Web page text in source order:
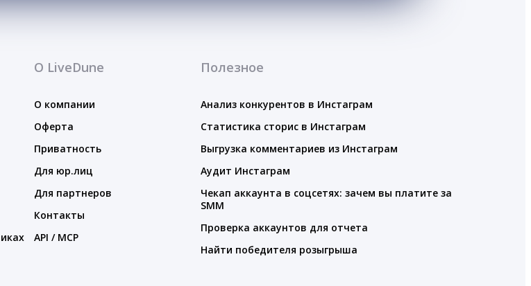
О LiveDune
О компании
Оферта
Приватность
Для юр.лиц
Для партнеров
Контакты
API / MCP
Полезное
Анализ конкурентов в Инстаграм
Статистика сторис в Инстаграм
Выгрузка комментариев из Инстаграм
Аудит Инстаграм
Чекап аккаунта в соцсетях: зачем вы платите за
SMM
Проверка аккаунтов для отчета
Найти победителя розыгрыша